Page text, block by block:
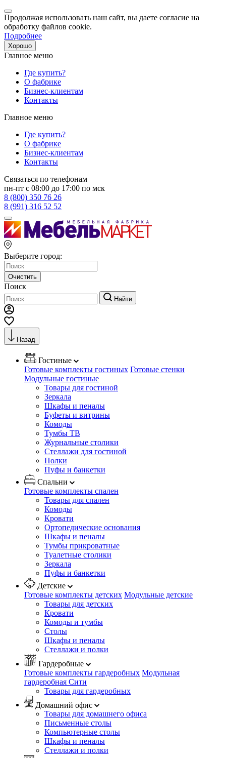
Продолжая использовать наш сайт, вы даете согласие на
обработку файлов cookie.
Подробнее
Хорошо
Главное меню
Где купить?
О фабрике
Бизнес-клиентам
Контакты
Главное меню
Где купить?
О фабрике
Бизнес-клиентам
Контакты
Связаться по телефонам
пн-пт с 08:00 до 17:00 по мск
8 (800) 350 76 26
8 (991) 316 52 52
Выберите город:
Очистить
Поиск
Найти
Назад
Гостиные
Готовые комплекты гостиных Готовые стенки
Модульные гостиные
Товары для гостиной
Зеркала
Шкафы и пеналы
Буфеты и витрины
Комоды
Тумбы ТВ
Журнальные столики
Стеллажи для гостиной
Полки
Пуфы и банкетки
Спальни
Готовые комплекты спален
Товары для спален
Комоды
Кровати
Ортопедические основания
Шкафы и пеналы
Тумбы прикроватные
Туалетные столики
Зеркала
Пуфы и банкетки
Детские
Готовые комплекты детских Модульные детские
Товары для детских
Кровати
Комоды и тумбы
Столы
Шкафы и пеналы
Стеллажи и полки
Гардеробные
Готовые комплекты гардеробных Модульная
гардеробная Сити
Товары для гардеробных
Домашний офис
Товары для домашнего офиса
Письменные столы
Компьютерные столы
Шкафы и пеналы
Стеллажи и полки